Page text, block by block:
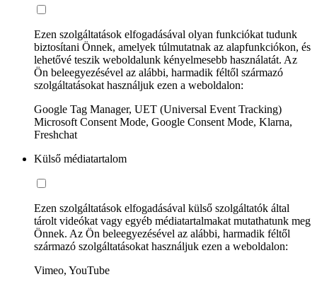
Ezen szolgáltatások elfogadásával olyan funkciókat tudunk
biztosítani Önnek, amelyek túlmutatnak az alapfunkciókon, és
lehetővé teszik weboldalunk kényelmesebb használatát. Az
Ön beleegyezésével az alábbi, harmadik féltől származó
szolgáltatásokat használjuk ezen a weboldalon:
Google Tag Manager, UET (Universal Event Tracking)
Microsoft Consent Mode, Google Consent Mode, Klarna,
Freshchat
Külső médiatartalom
Ezen szolgáltatások elfogadásával külső szolgáltatók által
tárolt videókat vagy egyéb médiatartalmakat mutathatunk meg
Önnek. Az Ön beleegyezésével az alábbi, harmadik féltől
származó szolgáltatásokat használjuk ezen a weboldalon:
Vimeo, YouTube